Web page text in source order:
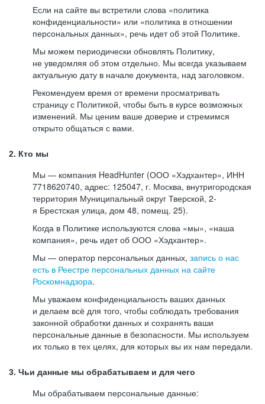
Если на сайте вы встретили слова «политика
конфиденциальности» или «политика в отношении
персональных данных», речь идет об этой Политике.
Мы можем периодически обновлять Политику,
не уведомляя об этом отдельно. Мы всегда указываем
актуальную дату в начале документа, над заголовком.
Рекомендуем время от времени просматривать
страницу с Политикой, чтобы быть в курсе возможных
изменений. Мы ценим ваше доверие и стремимся
открыто общаться с вами.
2. Кто мы
Мы — компания HeadHunter (ООО «Хэдхантер», ИНН
7718620740, адрес: 125047, г. Москва, внутригородская
территория Муниципальный округ Тверской, 2-
я Брестская улица, дом 48, помещ. 25).
Когда в Политике используются слова «мы», «наша
компания», речь идет об ООО «Хэдхантер».
Мы — оператор персональных данных, запись о нас
есть в Реестре персональных данных на сайте
Роскомнадзора.
Мы уважаем конфиденциальность ваших данных
и делаем всё для того, чтобы соблюдать требования
законной обработки данных и сохранять ваши
персональные данные в безопасности. Мы используем
их только в тех целях, для которых вы их нам передали.
3. Чьи данные мы обрабатываем и для чего
Мы обрабатываем персональные данные: